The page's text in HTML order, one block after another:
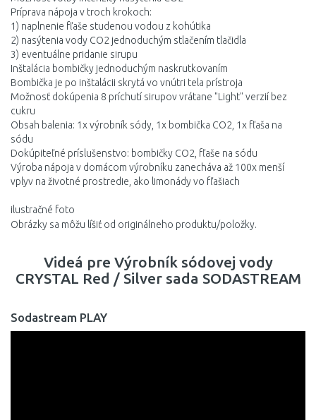
Príprava nápoja v troch krokoch:
1) naplnenie fľaše studenou vodou z kohútika
2) nasýtenia vody CO2 jednoduchým stlačením tlačidla
3) eventuálne pridanie sirupu
Inštalácia bombičky jednoduchým naskrutkovaním
Bombička je po inštalácii skrytá vo vnútri tela prístroja
Možnosť dokúpenia 8 príchutí sirupov vrátane "Light" verzií bez
cukru
Obsah balenia: 1x výrobník sódy, 1x bombička CO2, 1x fľaša na
sódu
Dokúpiteľné príslušenstvo: bombičky CO2, fľaše na sódu
Výroba nápoja v domácom výrobníku zanecháva až 100x menší
vplyv na životné prostredie, ako limonády vo fľašiach
ilustračné foto
Obrázky sa môžu líšiť od originálneho produktu/položky.
Videá pre Výrobník sódovej vody
CRYSTAL Red / Silver sada SODASTREAM
Sodastream PLAY